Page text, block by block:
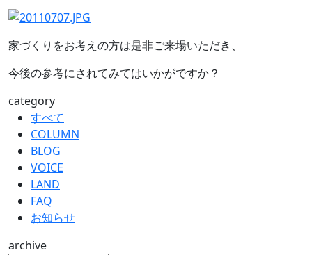
家づくりをお考えの方は是非ご来場いただき、
今後の参考にされてみてはいかがですか？
category
すべて
COLUMN
BLOG
VOICE
LAND
FAQ
お知らせ
archive